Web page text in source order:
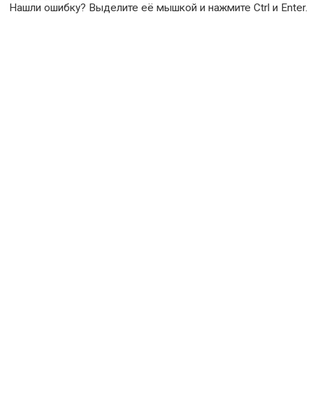
Нашли ошибку? Выделите её мышкой и нажмите Ctrl и Enter.